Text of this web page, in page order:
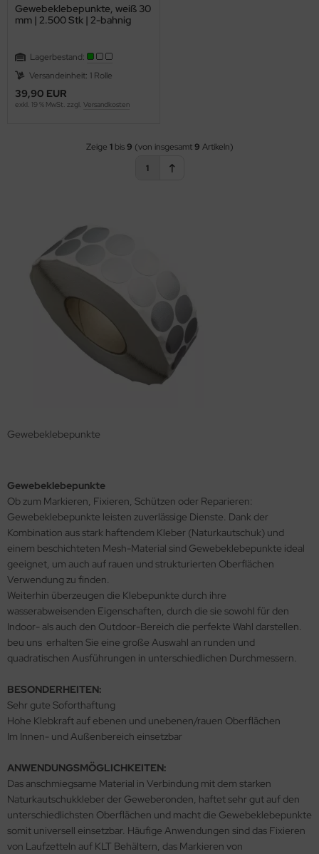
Gewebeklebepunkte, weiß 30
mm | 2.500 Stk | 2-bahnig
Lagerbestand:
Versandeinheit: 1 Rolle
39,90 EUR
exkl. 19 % MwSt. zzgl. Versandkosten
Zeige 1bis9 (von insgesamt9 Artikeln)
1
Gewebeklebepunkte
Gewebeklebepunkte
Ob zum Markieren, Fixieren, Schützen oder Reparieren:
Gewebeklebepunkte leisten zuverlässige Dienste. Dank der
Kombination aus stark haftendem Kleber (Naturkautschuk) und
einem beschichteten Mesh-Material sind Gewebeklebepunkte ideal
geeignet, um auch auf rauen und strukturierten Oberflächen
Verwendung zu finden.
Weiterhin überzeugen die Klebepunkte durch ihre
wasserabweisenden Eigenschaften, durch die sie sowohl für den
Indoor- als auch den Outdoor-Bereich die perfekte Wahl darstellen.
beu uns erhalten Sie eine große Auswahl an runden und
quadratischen Ausführungen in unterschiedlichen Durchmessern.
BESONDERHEITEN:
Sehr gute Soforthaftung
Hohe Klebkraft auf ebenen und unebenen/rauen Oberflächen
Im Innen- und Außenbereich einsetzbar
ANWENDUNGSMÖGLICHKEITEN:
Das anschmiegsame Material in Verbindung mit dem starken
Naturkautschukkleber der Geweberonden, haftet sehr gut auf den
unterschiedlichsten Oberflächen und macht die Gewebeklebepunkte
somit universell einsetzbar. Häufige Anwendungen sind das Fixieren
von Laufzetteln auf KLT Behältern, das Markieren von